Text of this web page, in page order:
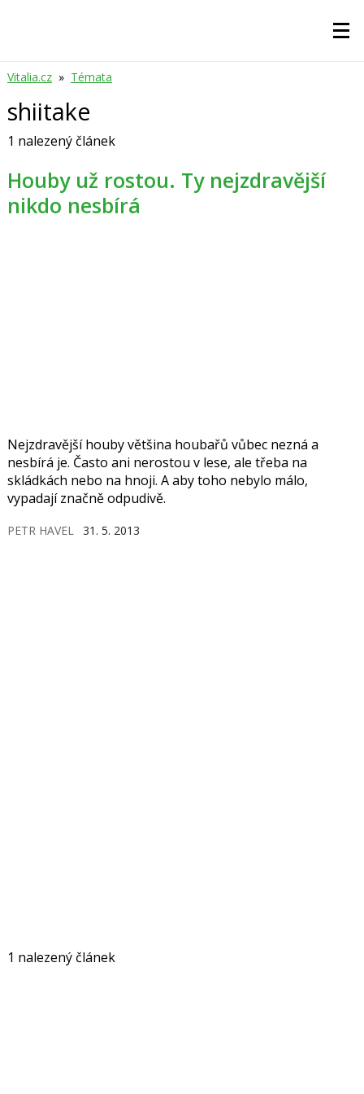
Vitalia.cz » Témata
shiitake
1 nalezený článek
Houby už rostou. Ty nejzdravější
nikdo nesbírá
Nejzdravější houby většina houbařů vůbec nezná a
nesbírá je. Často ani nerostou v lese, ale třeba na
skládkách nebo na hnoji. A aby toho nebylo málo,
vypadají značně odpudivě.
PETR HAVEL 31. 5. 2013
1 nalezený článek